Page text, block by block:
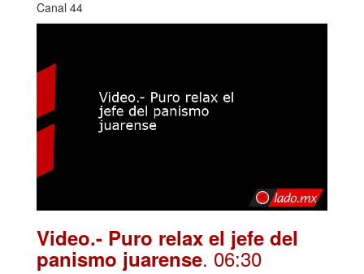
Canal 44
Video.- Puro relax el jefe del
panismo juarense. 06:30